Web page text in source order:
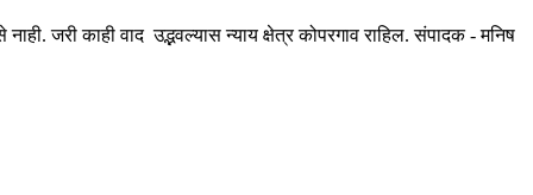
जरी काही वाद उद्भवल्यास न्याय क्षेत्र कोपरगाव राहिल. संपादक - मनिष